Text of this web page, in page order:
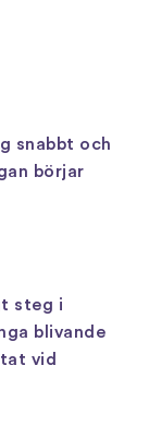
snabbt och
börjar
steg i
blivande
vid